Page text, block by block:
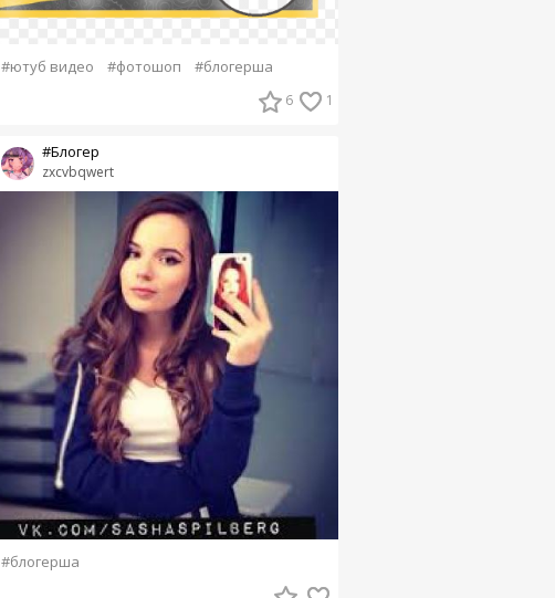
#ютуб видео #фотошоп #блогерша
6 1
zxcvbqwert
#Блогер
#блогерша